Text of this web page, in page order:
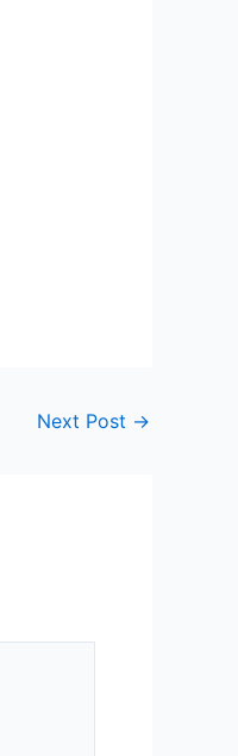
Next Post →